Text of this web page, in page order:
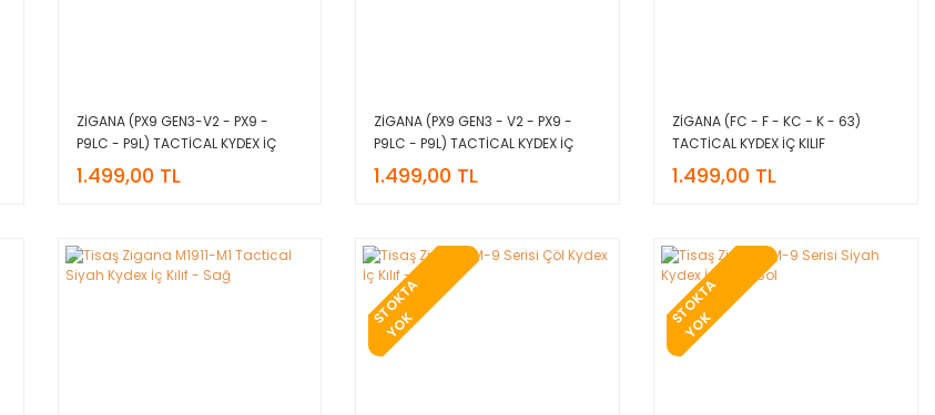
ZİGANA (PX9 GEN3-V2 - PX9 -
P9LC - P9L) TACTİCAL KYDEX İÇ
KILIF
1.499,00 TL
ZİGANA (PX9 GEN3 - V2 - PX9 -
P9LC - P9L) TACTİCAL KYDEX İÇ
KILIF
1.499,00 TL
ZİGANA (FC - F - KC - K - 63)
TACTİCAL KYDEX İÇ KILIF
1.499,00 TL
S
T
O
K
T
A
Y
O
K S
T
O
K
T
A
Y
O
K